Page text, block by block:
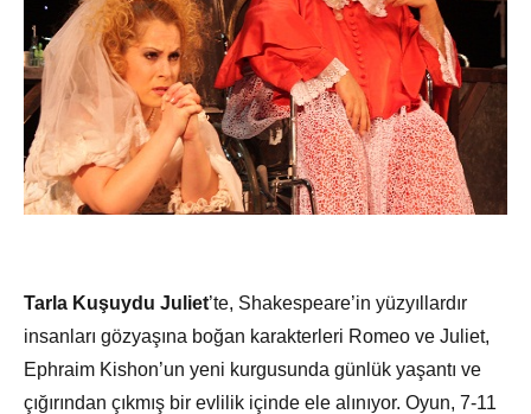
Tarla Kuşuydu Juliet’te, Shakespeare’in yüzyıllardır
insanları gözyaşına boğan karakterleri Romeo ve Juliet,
Ephraim Kishon’un yeni kurgusunda günlük yaşantı ve
çığırından çıkmış bir evlilik içinde ele alınıyor. Oyun, 7-11